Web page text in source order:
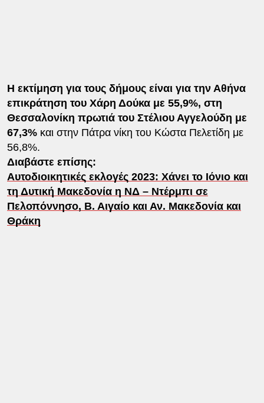
Η εκτίμηση για τους δήμους είναι για την Αθήνα
επικράτηση του Χάρη Δούκα με 55,9%, στη
Θεσσαλονίκη πρωτιά του Στέλιου Αγγελούδη με
67,3%και στην Πάτρα νίκη του Κώστα Πελετίδη με
56,8%.
Διαβάστε επίσης:
Αυτοδιοικητικές εκλογές 2023: Χάνει το Ιόνιο και
τη Δυτική Μακεδονία η ΝΔ – Ντέρμπι σε
Πελοπόννησο, Β. Αιγαίο και Αν. Μακεδονία και
Θράκη